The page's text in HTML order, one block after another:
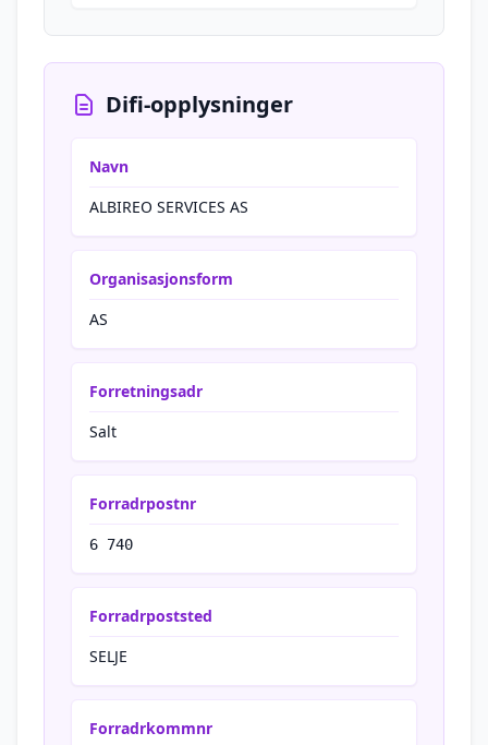
Difi-opplysninger
Navn
ALBIREO SERVICES AS
Organisasjonsform
AS
Forretningsadr
Salt
Forradrpostnr
6 740
Forradrpoststed
SELJE
Forradrkommnr